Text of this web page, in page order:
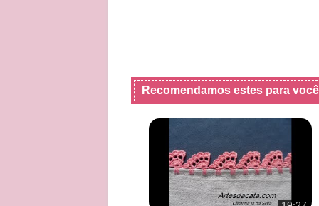
Recomendamos estes para você